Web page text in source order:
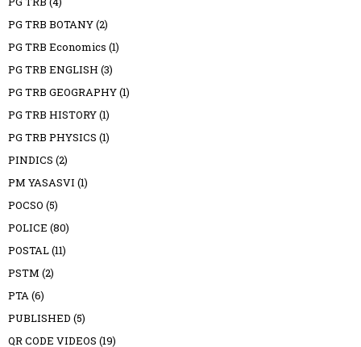
PG TRB BOTANY(2)
PG TRB Economics (1)
PG TRB ENGLISH (3)
PG TRB GEOGRAPHY(1)
PG TRB HISTORY(1)
PG TRB PHYSICS (1)
PINDICS (2)
PM YASASVI (1)
POCSO (5)
POLICE (80)
POSTAL(11)
PSTM (2)
PTA(6)
PUBLISHED (5)
QR CODE VIDEOS (19)